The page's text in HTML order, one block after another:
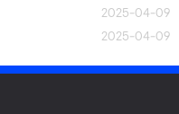
2025-04-09
2025-04-09